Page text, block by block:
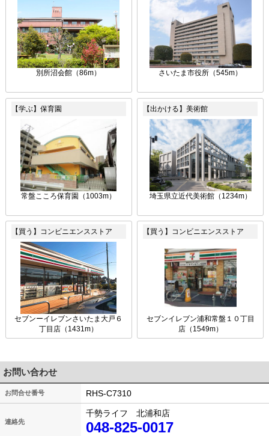
別所沼会館（86m） さいたま市役所（545m）
【学ぶ】保育園
常盤こころ保育園（1003m）
【出かける】美術館
埼玉県立近代美術館（1234m）
【買う】コンビニエンスストア
セブンーイレブンさいたま大戸６
丁目店（1431m）
【買う】コンビニエンスストア
セブンイレブン浦和常盤１０丁目
店（1549m）
お問い合わせ
お問合せ番号 RHS-C7310
連絡先
千勢ライフ 北浦和店
048-825-0017